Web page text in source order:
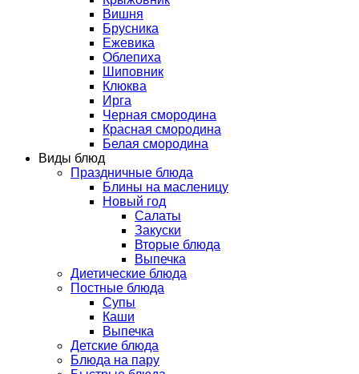
Вишня
Брусника
Ежевика
Облепиха
Шиповник
Клюква
Ирга
Черная смородина
Красная смородина
Белая смородина
Виды блюд
Праздничные блюда
Блины на масленицу
Новый год
Салаты
Закуски
Вторые блюда
Выпечка
Диетические блюда
Постные блюда
Супы
Каши
Выпечка
Детские блюда
Блюда на пару